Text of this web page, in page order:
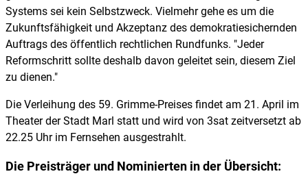
Systems sei kein Selbstzweck. Vielmehr gehe es um die
Zukunftsfähigkeit und Akzeptanz des demokratiesichernden
Auftrags des öffentlich rechtlichen Rundfunks. "Jeder
Reformschritt sollte deshalb davon geleitet sein, diesem Ziel
zu dienen."
Die Verleihung des 59. Grimme-Preises findet am 21. April im
Theater der Stadt Marl statt und wird von 3sat zeitversetzt ab
22.25 Uhr im Fernsehen ausgestrahlt.
Die Preisträger und Nominierten in der Übersicht: